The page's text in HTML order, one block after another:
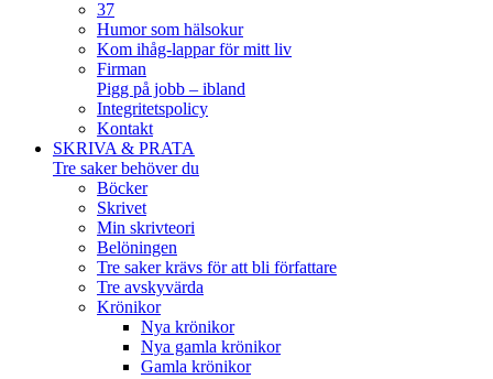
37
Humor som hälsokur
Kom ihåg-lappar för mitt liv
Firman
Pigg på jobb – ibland
Integritetspolicy
Kontakt
SKRIVA & PRATA
Tre saker behöver du
Böcker
Skrivet
Min skrivteori
Belöningen
Tre saker krävs för att bli författare
Tre avskyvärda
Krönikor
Nya krönikor
Nya gamla krönikor
Gamla krönikor